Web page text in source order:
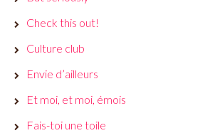
Check this out!
Culture club
Envie d’ailleurs
Et moi, et moi, émois
Fais-toi une toile